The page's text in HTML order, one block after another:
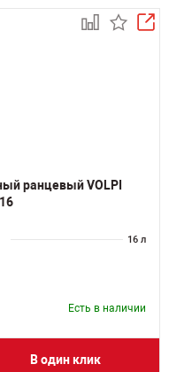
ранцевый VOLPI
16 л
Есть в наличии
В один клик